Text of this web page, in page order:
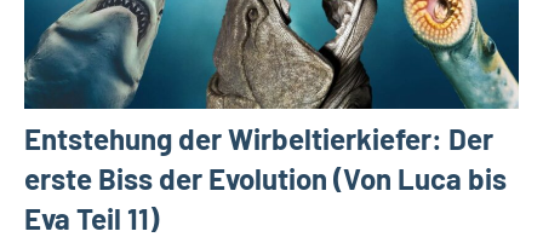
Entstehung der Wirbeltierkiefer: Der
erste Biss der Evolution (Von Luca bis
Eva Teil 11)